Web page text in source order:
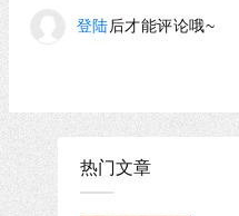
登陆后才能评论哦~
热门文章